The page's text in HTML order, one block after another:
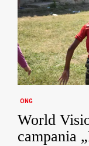
ONG
World
campania